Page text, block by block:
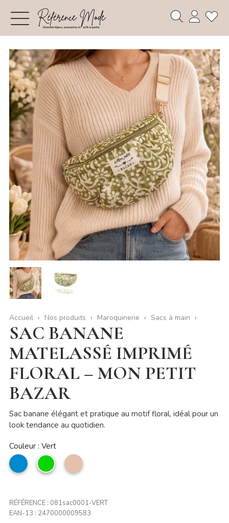
Accueil Nos produits Maroquinerie Sacs à main
SAC BANANE
MATELASSÉ IMPRIMÉ
FLORAL – MON PETIT
BAZAR
Sac banane élégant et pratique au motif floral, idéal pour un
look tendance au quotidien.
Couleur : Vert
bleu
jean
Vert
Taupe
clair
RÉFÉRENCE : 081sac0001-VERT
EAN-13 : 2470000009583